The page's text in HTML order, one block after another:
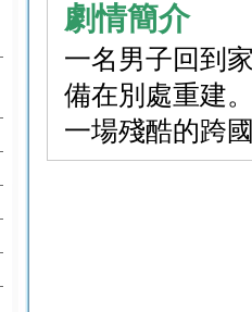
劇情簡介
一名男子回到
備在別處重建
一場殘酷的跨